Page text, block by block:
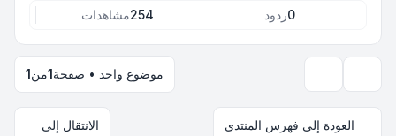
0ردود 254مشاهدات
موضوع واحد • صفحة1من1
العودة إلى فهرس المنتدى الانتقال إلى